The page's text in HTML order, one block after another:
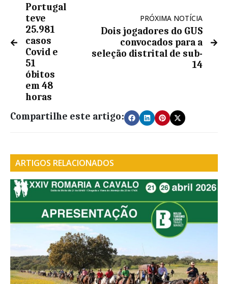
Portugal
teve
25.981
casos
Covid e
51
óbitos
em 48
horas
PRÓXIMA NOTÍCIA
Dois jogadores do GUS
convocados para a
seleção distrital de sub-
14
Compartilhe este artigo:
ARTIGOS RELACIONADOS